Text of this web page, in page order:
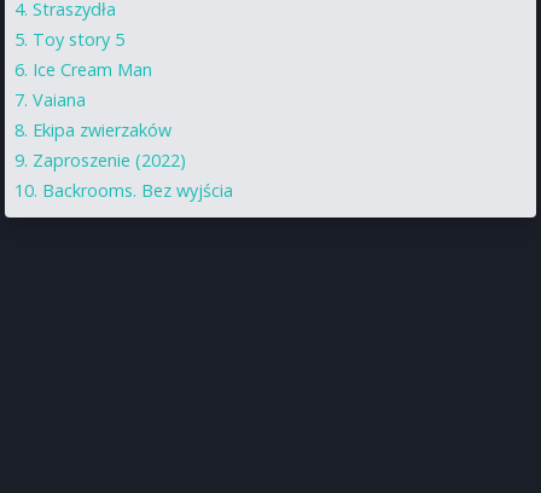
Straszydła
Toy story 5
Ice Cream Man
Vaiana
Ekipa zwierzaków
Zaproszenie (2022)
Backrooms. Bez wyjścia